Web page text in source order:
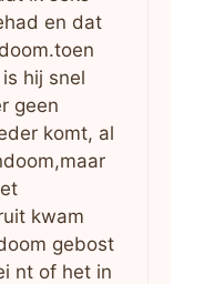
en dat
hij snel
geen
komt, al
kwam
gebost
nt of het in